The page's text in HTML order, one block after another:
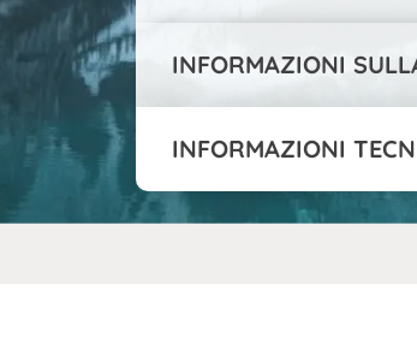
INFORMAZIONI
INFORMAZIONI